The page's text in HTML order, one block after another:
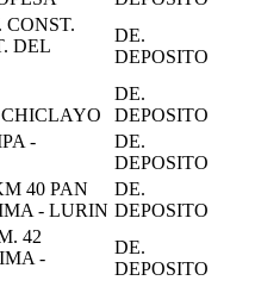
CONST.
DEL
DE.
DEPOSITO
DE.
DEPOSITO
-
DE.
DEPOSITO
40 PAN
- LURIN
DE.
DEPOSITO
42
-
DE.
DEPOSITO